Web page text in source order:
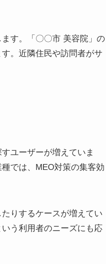
す。「〇〇市 美容院」の
。近隣住民や訪問者がサ
ユーザーが増えていま
では、MEO対策の集客効
りするケースが増えてい
う利用者のニーズにも応